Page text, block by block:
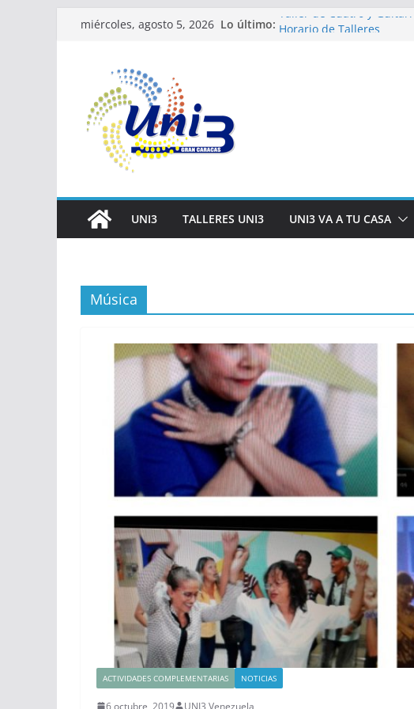
Saltarmiércoles, agosto 5, 2026 Lo último: Taller de Cuatro y Guitarra
UNI3 TALLERES UNI3 UNI3 VA A TU CASA
Música
ACTIVIDADES COMPLEMENTARIAS NOTICIAS
6 octubre, 2019 UNI3 Venezuela